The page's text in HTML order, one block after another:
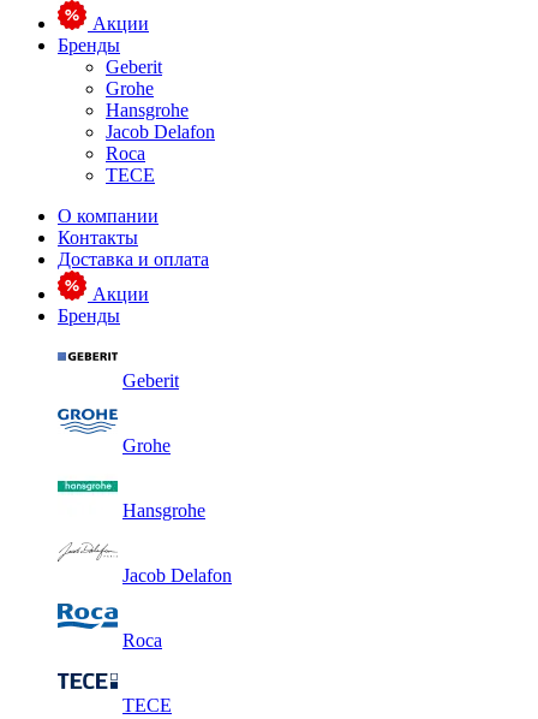
Акции
Бренды
Geberit
Grohe
Hansgrohe
Jacob Delafon
Roca
TECE
О компании
Контакты
Доставка и оплата
Акции
Бренды
Geberit
Grohe
Hansgrohe
Jacob Delafon
Roca
TECE